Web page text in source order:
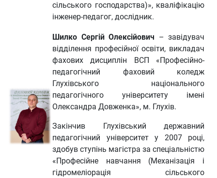
сільського господарства)», кваліфікацію
інженер-педагог, дослідник.
Шилко Сергій Олексійович – завідувач
відділення професійної освіти, викладач
фахових дисциплін ВСП «Професійно-
педагогічний фаховий коледж
Глухівського національного
педагогічного університету імені
Олександра Довженка», м. Глухів.
Закінчив Глухівський державний
педагогічний університет у 2007 році,
здобув ступінь магістра за спеціальністю
«Професійне навчання (Механізація і
гідромеліорація сільського